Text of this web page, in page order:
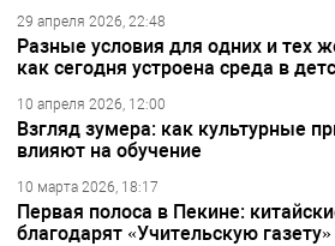
29 апреля 2026, 22:48
Разные условия для одних и тех
как сегодня устроена среда в
10 апреля 2026, 12:00
Взгляд зумера: как культурные
влияют на обучение
10 марта 2026, 18:17
Первая полоса в Пекине:
благодарят «Учительскую газету»